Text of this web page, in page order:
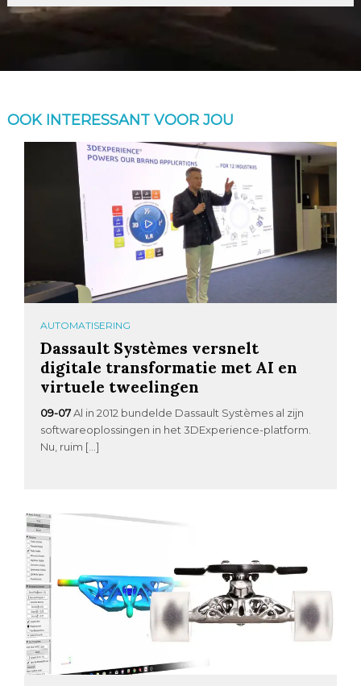
OOK INTERESSANT VOOR JOU
AUTOMATISERING
Dassault Systèmes versnelt
digitale transformatie met AI en
virtuele tweelingen
09-07 Al in 2012 bundelde Dassault Systèmes al zijn
softwareoplossingen in het 3DExperience-platform.
Nu, ruim […]